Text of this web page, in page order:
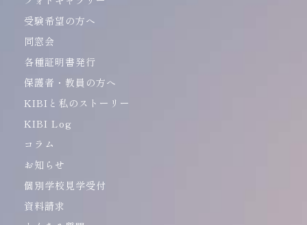
受験希望の方へ
同窓会
各種証明書発行
保護者・教員の方へ
KIBIと私のストーリー
KIBI Log
コラム
お知らせ
個別学校見学受付
資料請求